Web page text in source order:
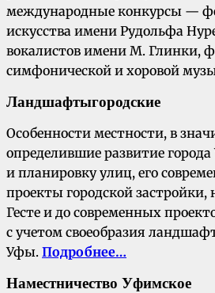
международные конкурсы —
искусства имени Рудольфа
вокалистов имени М. Глинки,
симфонической и хоровой
Ландшафтыгородские
Особенности местности, в
определившие развитие
и планировку улиц, его
проекты городской застройки,
Гесте и до современных
с учетом своеобразия
Уфы. Подробнее…
Наместничество Уфимское